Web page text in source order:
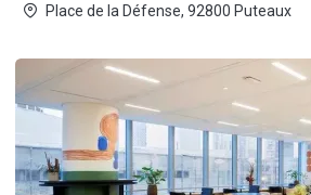
Place de la Défense, 92800 Puteaux